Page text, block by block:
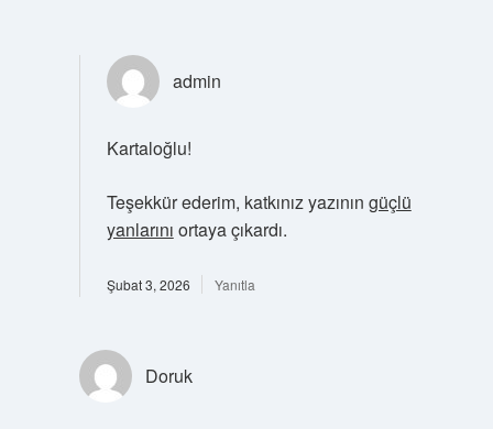
admin
Kartaloğlu!
Teşekkür ederim, katkınız yazının güçlü
yanlarını ortaya çıkardı.
Şubat 3, 2026 Yanıtla
Doruk